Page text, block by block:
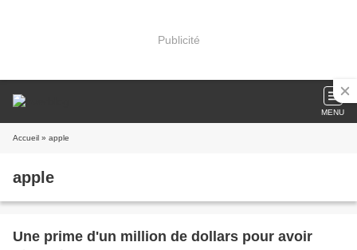
Publicité
MENU
Accueil » apple
apple
Une prime d'un million de dollars pour avoir